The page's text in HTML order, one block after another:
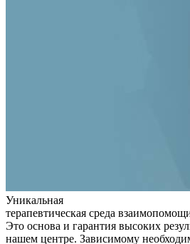
Уникальная
терапевтическая среда
Это основа и гарантия высоких
нашем центре. Зависимому